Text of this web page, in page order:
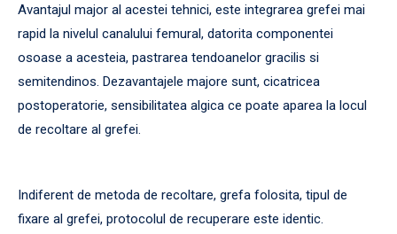
Avantajul major al acestei tehnici, este integrarea grefei mai
rapid la nivelul canalului femural, datorita componentei
osoase a acesteia, pastrarea tendoanelor gracilis si
semitendinos. Dezavantajele majore sunt, cicatricea
postoperatorie, sensibilitatea algica ce poate aparea la locul
de recoltare al grefei.
Indiferent de metoda de recoltare, grefa folosita, tipul de
fixare al grefei, protocolul de recuperare este identic.